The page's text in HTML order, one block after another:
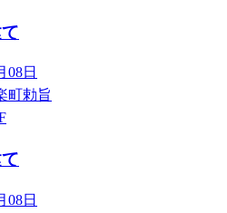
08日
町勅旨
08日